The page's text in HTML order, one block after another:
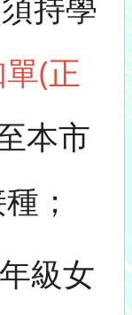
(正
本市
；
級女